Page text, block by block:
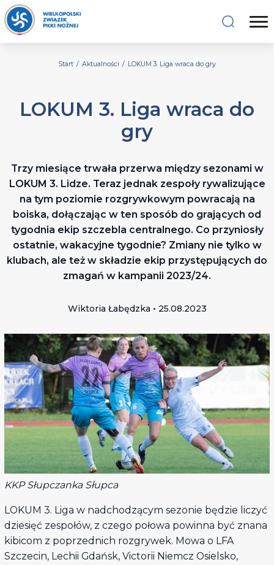
Start / Aktualności / LOKUM 3. Liga wraca do gry
LOKUM 3. Liga wraca do
gry
Trzy miesiące trwała przerwa między sezonami w
LOKUM 3. Lidze. Teraz jednak zespoły rywalizujące
na tym poziomie rozgrywkowym powracają na
boiska, dołączając w ten sposób do grających od
tygodnia ekip szczebla centralnego. Co przyniosły
ostatnie, wakacyjne tygodnie? Zmiany nie tylko w
klubach, ale też w składzie ekip przystępujących do
zmagań w kampanii 2023/24.
Wiktoria Łabędzka • 25.08.2023
KKP Słupczanka Słupca
LOKUM 3. Liga w nadchodzącym sezonie będzie liczyć
dziesięć zespołów, z czego połowa powinna być znana
kibicom z poprzednich rozgrywek. Mowa o LFA
Szczecin, Lechii Gdańsk, Victorii Niemcz Osielsko,